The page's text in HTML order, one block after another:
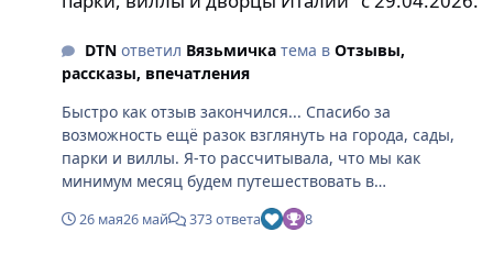
DTNответил Вязьмичкатема в Отзывы,
рассказы, впечатления
Быстро как отзыв закончился... Спасибо за
возможность ещё разок взглянуть на города, сады,
парки и виллы. Я-то рассчитывала, что мы как
минимум месяц будем путешествовать в
26 мая26 май 373 ответа 8